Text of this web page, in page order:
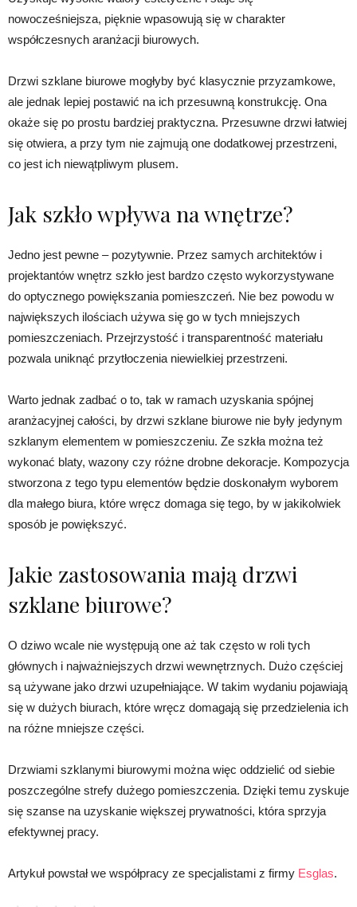
nowocześniejsza, pięknie wpasowują się w charakter
współczesnych aranżacji biurowych.
Drzwi szklane biurowe mogłyby być klasycznie przyzamkowe,
ale jednak lepiej postawić na ich przesuwną konstrukcję. Ona
okaże się po prostu bardziej praktyczna. Przesuwne drzwi łatwiej
się otwiera, a przy tym nie zajmują one dodatkowej przestrzeni,
co jest ich niewątpliwym plusem.
Jak szkło wpływa na wnętrze?
Jedno jest pewne – pozytywnie. Przez samych architektów i
projektantów wnętrz szkło jest bardzo często wykorzystywane
do optycznego powiększania pomieszczeń. Nie bez powodu w
największych ilościach używa się go w tych mniejszych
pomieszczeniach. Przejrzystość i transparentność materiału
pozwala uniknąć przytłoczenia niewielkiej przestrzeni.
Warto jednak zadbać o to, tak w ramach uzyskania spójnej
aranżacyjnej całości, by drzwi szklane biurowe nie były jedynym
szklanym elementem w pomieszczeniu. Ze szkła można też
wykonać blaty, wazony czy różne drobne dekoracje. Kompozycja
stworzona z tego typu elementów będzie doskonałym wyborem
dla małego biura, które wręcz domaga się tego, by w jakikolwiek
sposób je powiększyć.
Jakie zastosowania mają drzwi
szklane biurowe?
O dziwo wcale nie występują one aż tak często w roli tych
głównych i najważniejszych drzwi wewnętrznych. Dużo częściej
są używane jako drzwi uzupełniające. W takim wydaniu pojawiają
się w dużych biurach, które wręcz domagają się przedzielenia ich
na różne mniejsze części.
Drzwiami szklanymi biurowymi można więc oddzielić od siebie
poszczególne strefy dużego pomieszczenia. Dzięki temu zyskuje
się szanse na uzyskanie większej prywatności, która sprzyja
efektywnej pracy.
Artykuł powstał we współpracy ze specjalistami z firmy Esglas.